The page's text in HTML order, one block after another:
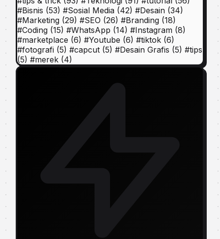
#Bisnis (53) #Sosial Media (42) #Desain (34)
#Marketing (29) #SEO (26) #Branding (18)
#Coding (15) #WhatsApp (14) #Instagram (8)
#marketplace (6) #Youtube (6) #tiktok (6)
#fotografi (5) #capcut (5) #Desain Grafis (5) #tips
(5) #merek (4)